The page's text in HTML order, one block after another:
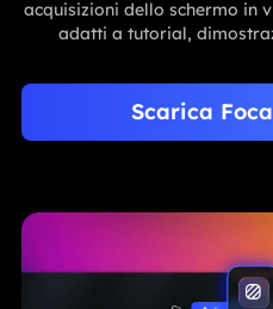
acquisizioni dello schermo in
adatti a tutorial,
Scarica